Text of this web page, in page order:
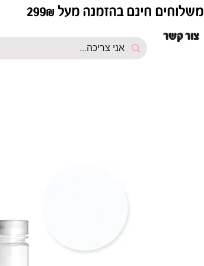
צור קשר
משלוחים חינם בהזמנה מעל 299₪